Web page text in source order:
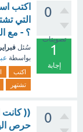
0
تصويتات
1
إجابة
اكتب
التي
؟ - مع
سُئل فبراير 24
بواسطة
اكتب
تشتهر
0
(( كانت
حرص